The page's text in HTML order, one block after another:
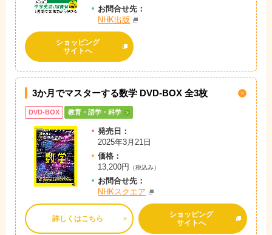
お問合せ先：
NHK出版
ショッピング
サイトへ
3か月でマスターする数学 DVD-BOX 全3枚
DVD-BOX 教育・語学・科学
発売日：
2025年3月21日
価格：
13,200円
（税込み）
お問合せ先：
NHKスクエア
詳しくはこちら
ショッピング
サイトへ